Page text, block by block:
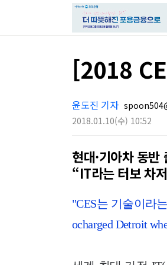
[2018
윤도진 기자
2018.01.10(수) 10:52
현대·기아차 동
“IT라는 터보 차
"CES는 기술이라
ocharged Detroit